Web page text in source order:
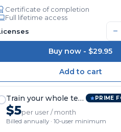
Certificate of completion
Full lifetime access
−
Buy now - $29.95
Train your whole team PRIME
$5per user / month
Billed annually · 10-user minimum